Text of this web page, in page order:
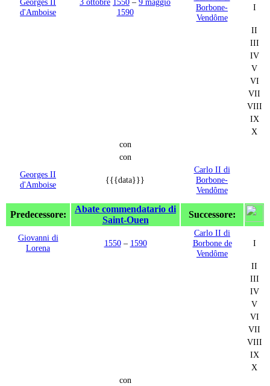
Georges II
d'Amboise
3 ottobre 1550 – 9 maggio
1590
Borbone-
Vendôme
I
II
III
IV
V
VI
VII
VIII
IX
X
con
con
Georges II
d'Amboise
{{{data}}}
Carlo II di
Borbone-
Vendôme
Predecessore:
Abate commendatario di
Saint-Ouen
Successore:
Giovanni di
Lorena
1550– 1590
Carlo II di
Borbone de
Vendôme
I
II
III
IV
V
VI
VII
VIII
IX
X
con